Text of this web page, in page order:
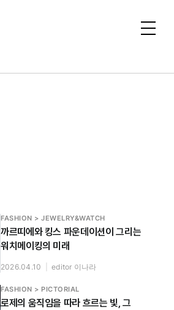
FASHION > JEWELRY&WATCH
까르띠에와 킹스 파운데이션이 그리는
워치메이킹의 미래
2026.04.10 editor 이나라
FASHION > PICTORIAL
로제의 움직임을 따라 흐르는 빛, 그